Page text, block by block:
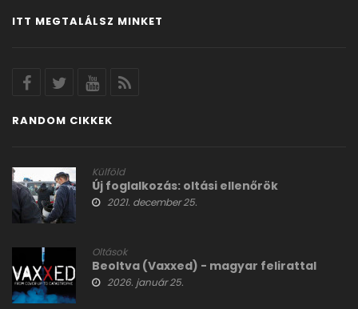
ITT MEGTALÁLSZ MINKET
RANDOM CIKKEK
Külföld
Új foglalkozás: oltási ellenőrök
2021. december 25.
Oltások
Beoltva (Vaxxed) - magyar felirattal
2026. január 25.